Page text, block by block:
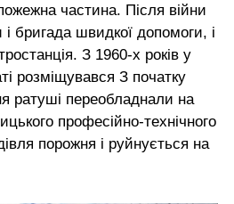
частина. Після війни
бригада швидкої допомоги, і
З 1960-х років у
розміщувався З початку
ратуші переобладнали на
професійно-технічного
порожня і руйнується на